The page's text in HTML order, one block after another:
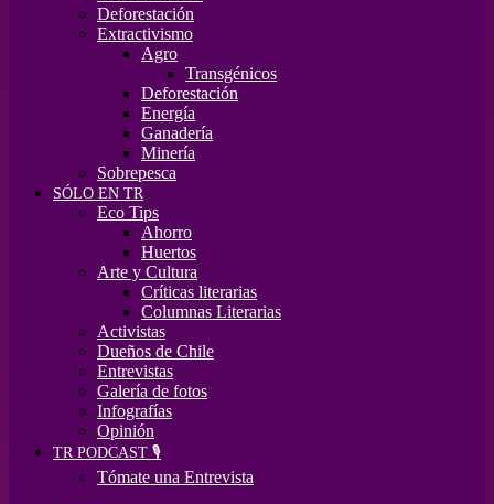
Deforestación
Extractivismo
Agro
Transgénicos
Deforestación
Energía
Ganadería
Minería
Sobrepesca
SÓLO EN TR
Eco Tips
Ahorro
Huertos
Arte y Cultura
Críticas literarias
Columnas Literarias
Activistas
Dueños de Chile
Entrevistas
Galería de fotos
Infografías
Opinión
TR PODCAST 🎙️
Tómate una Entrevista